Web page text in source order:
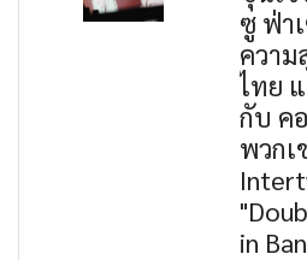
ซู ฟ่า
ควา
ไทย
กับ ค
พวกเ
in